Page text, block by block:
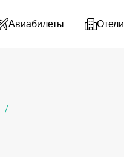
Авиабилеты Отели
/